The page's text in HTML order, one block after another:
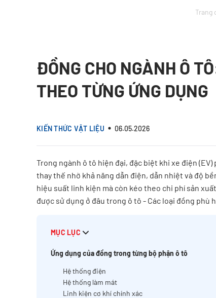
Trang
ĐỒNG CHO NGÀNH Ô
THEO TỪNG ỨNG DỤNG
KIẾN THỨC VẬT LIỆU 06.05.2026
Trong ngành ô tô hiện đại, đặc biệt khi xe điện
thay thế nhờ khả năng dẫn điện, dẫn nhiệt và độ
hiệu suất linh kiện mà còn kéo theo chi phí sản
được sử dụng ở đâu trong ô tô - Các loại đồng
MỤC LỤC
Ứng dụng của đồng trong từng bộ phận ô tô
Hệ thống điện
Hệ thống làm mát
Linh kiện cơ khí chính xác